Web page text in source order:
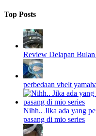
Top Posts
Review Delapan
perbedaan vbelt
Nihh.. Jika ada yang
pasang di mio series